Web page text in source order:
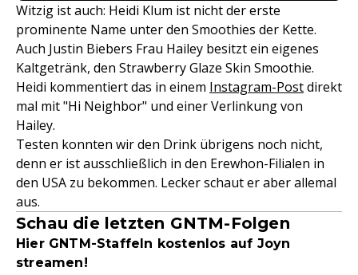
Witzig ist auch: Heidi Klum ist nicht der erste
prominente Name unter den Smoothies der Kette.
Auch Justin Biebers Frau Hailey besitzt ein eigenes
Kaltgetränk, den Strawberry Glaze Skin Smoothie.
Heidi kommentiert das in einem Instagram-Postdirekt
mal mit "Hi Neighbor" und einer Verlinkung von
Hailey.
Testen konnten wir den Drink übrigens noch nicht,
denn er ist ausschließlich in den Erewhon-Filialen in
den USA zu bekommen. Lecker schaut er aber allemal
aus.
Schau die letzten GNTM-Folgen
Hier GNTM-Staffeln kostenlos auf Joyn
streamen!